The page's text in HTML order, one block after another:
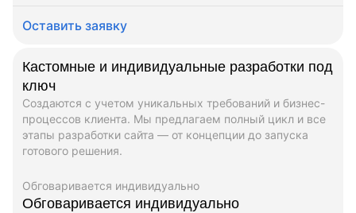
Оставить заявку
Кастомные и индивидуальные разработки под
ключ
Создаются с учетом уникальных требований и бизнес-
процессов клиента. Мы предлагаем полный цикл и все
этапы разработки сайта — от концепции до запуска
готового решения.
Обговаривается индивидуально
Обговаривается индивидуально